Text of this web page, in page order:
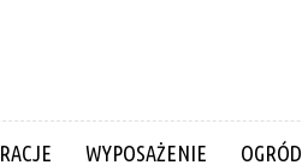
WYPOSAŻENIE OGRÓD